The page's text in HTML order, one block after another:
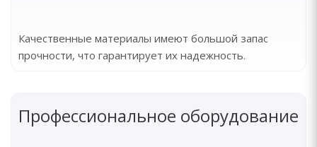
Качественные материалы имеют большой запас
прочности, что гарантирует их надежность.
Профессиональное оборудование